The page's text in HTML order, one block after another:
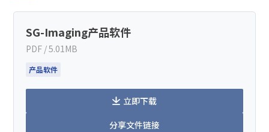
SG-Imaging产品软件
PDF / 5.01MB
产品软件
立即下载
分享文件链接